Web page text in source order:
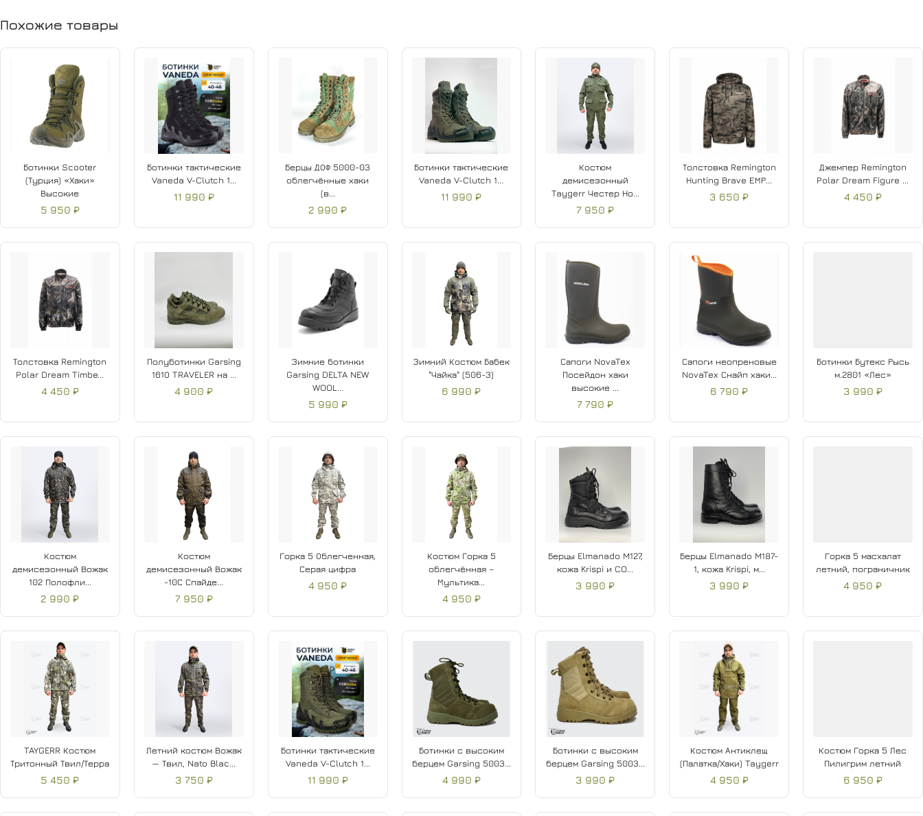
Похожие товары
Ботинки Scooter
(Турция) «Хаки»
Высокие
5 950 ₽
Ботинки тактические
Vaneda V-Clutch 1...
11 990 ₽
Берцы ДОФ 5000-03
облегчённые хаки
(в...
2 990 ₽
Ботинки тактические
Vaneda V-Clutch 1...
11 990 ₽
Костюм
демисезонный
Taygerr Честер Но...
7 950 ₽
Толстовка Remington
Нunting Brave ЕМР...
3 650 ₽
Джемпер Remington
Polar Dream Figure ...
4 450 ₽
Толстовка Remington
Polar Dream Timbe...
4 450 ₽
Полуботинки Garsing
161О TRAVELER на ...
4 900 ₽
Зимние ботинки
Garsing DELTA NEW
WOOL...
5 990 ₽
Зимний Костюм Бабек
"Чайка" (506-3)
6 990 ₽
Сапоги NovaTex
Посейдон хаки
высокие ...
7 790 ₽
Сапоги неопреновые
NovaTex Снайп хаки...
6 790 ₽
Ботинки Бутекс Рысь
м.2801 «Лес»
3 990 ₽
Костюм
демисезонный Вожак
102 Полофли...
2 990 ₽
Костюм
демисезонный Вожак
-10С Спайде...
7 950 ₽
Горка 5 Облегченная,
Серая цифра
4 950 ₽
Костюм Горка 5
облегчённая –
Мультика...
4 950 ₽
Берцы Elmanado M127,
кожа Krispi и CO...
3 990 ₽
Берцы Elmanado M187-
1, кожа Krispi, м...
3 990 ₽
Горка 5 масхалат
летний, пограничник
4 950 ₽
TAYGERR Костюм
Тритонный Твил/Терра
5 450 ₽
Летний костюм Вожак
— Твил, Nato Blac...
3 750 ₽
Ботинки тактические
Vaneda V-Clutch 1...
11 990 ₽
Ботинки с высоким
берцем Garsing 5003...
4 990 ₽
Ботинки с высоким
берцем Garsing 5003...
3 990 ₽
Костюм Антиклещ
(Палатка/Хаки) Taygerr
4 950 ₽
Костюм Горка 5 Лес
Пилигрим летний
6 950 ₽